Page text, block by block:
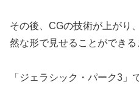
その後、CGの技術が上がり
然な形で見せることができる
「ジェラシック・パーク3」